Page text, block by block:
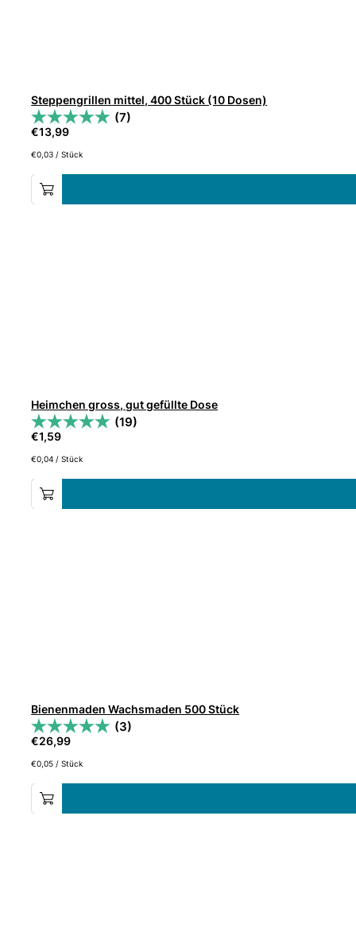
Steppengrillen mittel, 400 Stück (10 Dosen)
(7)
€13,99
€0,03 /Stück
Heimchen gross, gut gefüllte Dose
(19)
€1,59
€0,04 /Stück
Bienenmaden Wachsmaden 500 Stück
(3)
€26,99
€0,05 /Stück